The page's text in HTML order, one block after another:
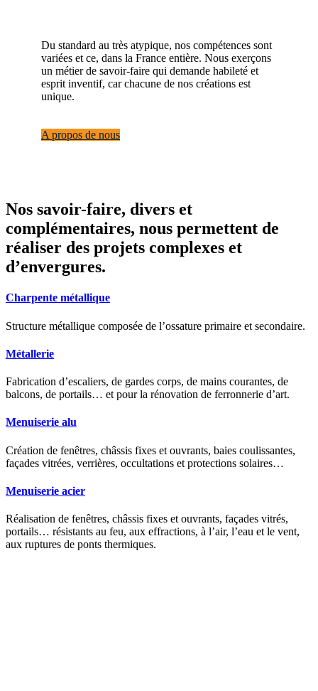
Du standard au très atypique, nos compétences sont
variées et ce, dans la France entière. Nous exerçons
un métier de savoir-faire qui demande habileté et
esprit inventif, car chacune de nos créations est
unique.
A propos de nous
Nos savoir-faire, divers et
complémentaires, nous permettent de
réaliser des projets complexes et
d’envergures.
Charpente métallique
Structure métallique composée de l’ossature primaire et secondaire.
Métallerie
Fabrication d’escaliers, de gardes corps, de mains courantes, de
balcons, de portails… et pour la rénovation de ferronnerie d’art.
Menuiserie alu
Création de fenêtres, châssis fixes et ouvrants, baies coulissantes,
façades vitrées, verrières, occultations et protections solaires…
Menuiserie acier
Réalisation de fenêtres, châssis fixes et ouvrants, façades vitrés,
portails… résistants au feu, aux effractions, à l’air, l’eau et le vent,
aux ruptures de ponts thermiques.